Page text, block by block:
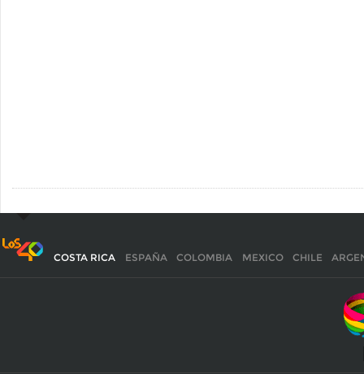
COSTA RICA ESPAÑA COLOMBIA MEXICO CHILE